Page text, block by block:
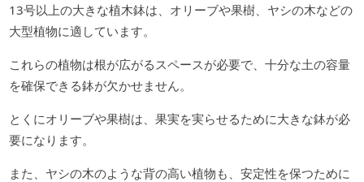
13号以上の大きな植木鉢は、オリーブや果樹、ヤシの木などの
大型植物に適しています。
これらの植物は根が広がるスペースが必要で、十分な土の容量
を確保できる鉢が欠かせません。
とくにオリーブや果樹は、果実を実らせるために大きな鉢が必
要になります。
また、ヤシの木のような背の高い植物も、安定性を保つために